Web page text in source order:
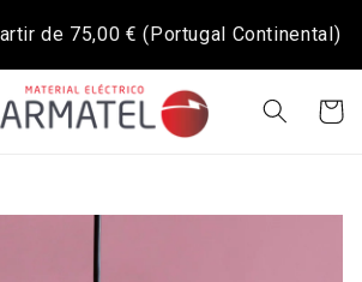
de 75,00 € (Portugal Continental)